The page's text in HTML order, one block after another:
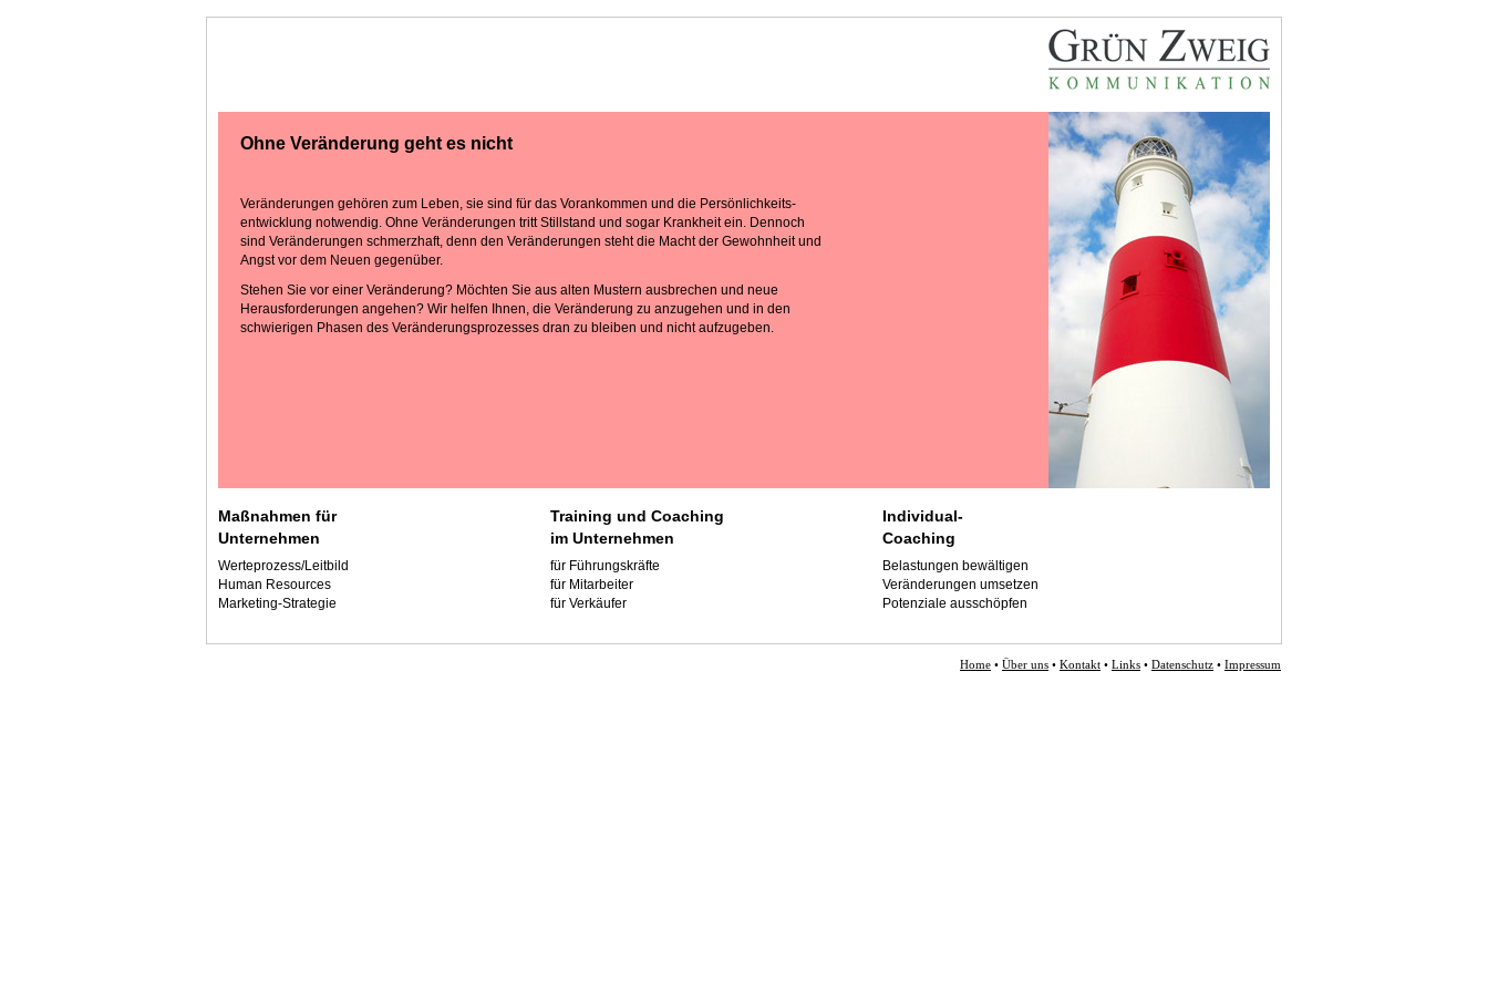
Ohne Veränderung geht es nicht
Veränderungen gehören zum Leben, sie sind für das Vorankommen und die Persönlichkeits-
entwicklung notwendig. Ohne Veränderungen tritt Stillstand und sogar Krankheit ein. Dennoch
sind Veränderungen schmerzhaft, denn den Veränderungen steht die Macht der Gewohnheit und
Angst vor dem Neuen gegenüber.
Stehen Sie vor einer Veränderung? Möchten Sie aus alten Mustern ausbrechen und neue
Herausforderungen angehen? Wir helfen Ihnen, die Veränderung zu anzugehen und in den
schwierigen Phasen des Veränderungsprozesses dran zu bleiben und nicht aufzugeben.
Maßnahmen für
Unternehmen
Werteprozess/Leitbild
Human Resources
Marketing-Strategie
Training und Coaching
im Unternehmen
für Führungskräfte
für Mitarbeiter
für Verkäufer
Individual-
Coaching
Belastungen bewältigen
Veränderungen umsetzen
Potenziale ausschöpfen
Home • Über uns • Kontakt • Links • Datenschutz • Impressum